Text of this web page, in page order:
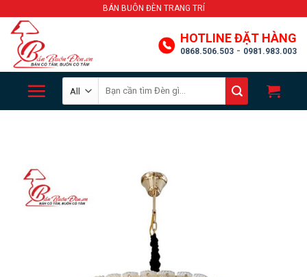
content
BÁN BUÔN ĐÈN TRANG TRÍ
HOTLINE ĐẶT HÀNG
0868.506.503 - 0981.983.003
for: